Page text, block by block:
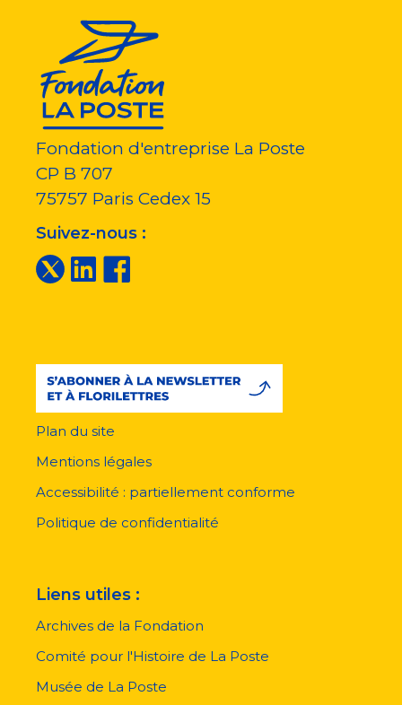
Fondation d'entreprise La Poste
CP B 707
75757 Paris Cedex 15
Suivez-nous :
pied
page
Plan du site
Mentions légales
Accessibilité : partiellement conforme
Politique de confidentialité
Liens utiles :
Archives de la Fondation
Comité pour l'Histoire de La Poste
Musée de La Poste